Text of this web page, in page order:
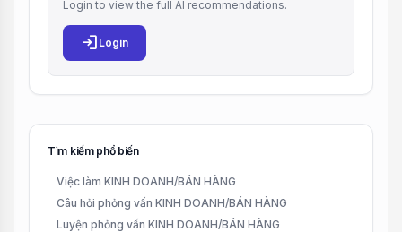
Login to view the full AI recommendations.
login Login
Tìm kiếm phổ biến
Việc làm KINH DOANH/BÁN HÀNG
Câu hỏi phỏng vấn KINH DOANH/BÁN HÀNG
Luyện phỏng vấn KINH DOANH/BÁN HÀNG